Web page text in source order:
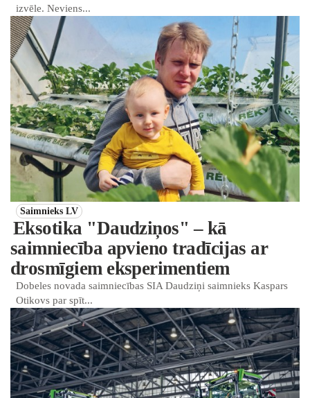
izvēle. Neviens...
Saimnieks LV
Eksotika "Daudziņos" – kā
saimniecība apvieno tradīcijas ar
drosmīgiem eksperimentiem
Dobeles novada saimniecības SIA Daudziņi saimnieks Kaspars
Otikovs par spīt...